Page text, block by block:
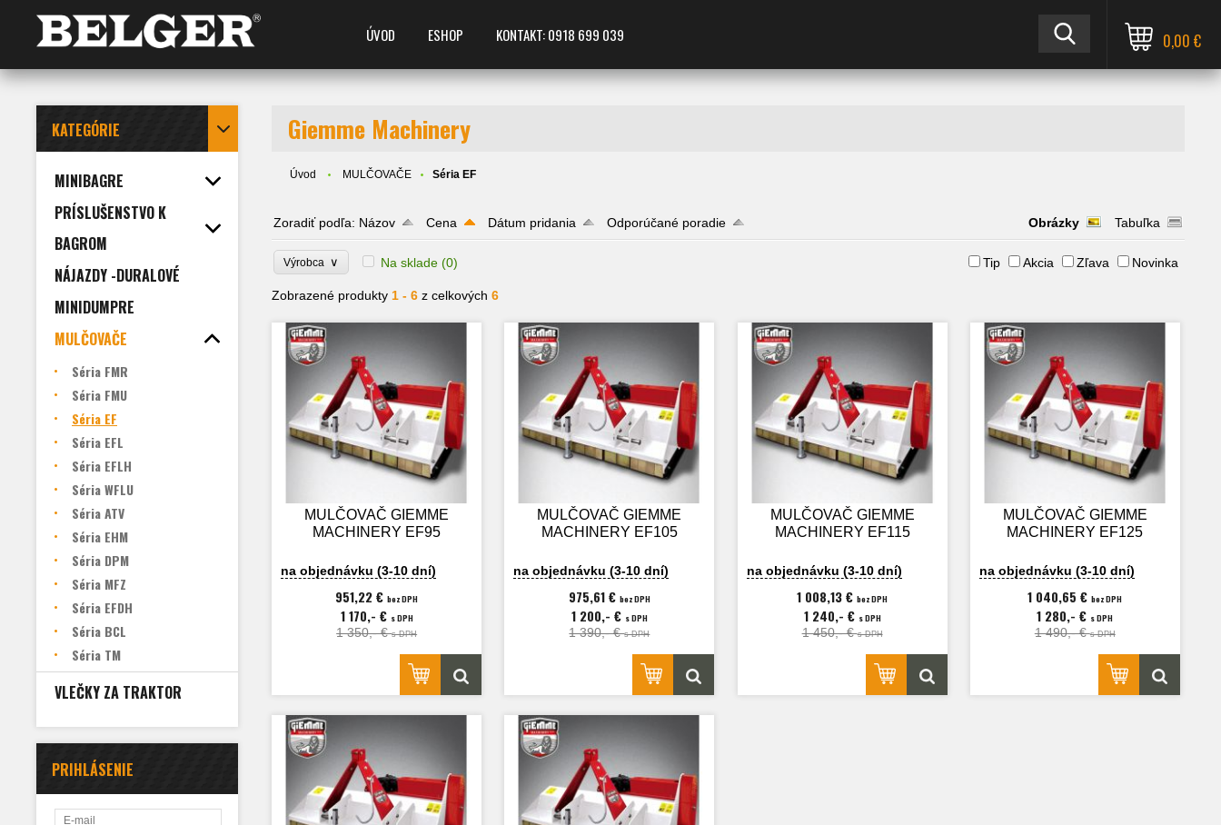
ÚVOD ESHOP KONTAKT: 0918 699 039 0,00 €
KATEGÓRIE
MINIBAGRE
PRÍSLUŠENSTVO K
BAGROM
NÁJAZDY -DURALOVÉ
MINIDUMPRE
MULČOVAČE
Séria FMR
Séria FMU
Séria EF
Séria EFL
Séria EFLH
Séria WFLU
Séria ATV
Séria EHM
Séria DPM
Séria MFZ
Séria EFDH
Séria BCL
Séria TM
VLEČKY ZA TRAKTOR
PRIHLÁSENIE
Giemme Machinery
Úvod MULČOVAČE Séria EF
Zoradiť podľa: Názov Cena Dátum pridania Odporúčané poradie Obrázky Tabuľka
Výrobca ∨ Na sklade (0) Tip Akcia Zľava Novinka
Zobrazené produkty 1 - 6 z celkových6
MULČOVAČ GIEMME
MACHINERY EF95
na objednávku (3-10 dní)
951,22 €bez DPH
1 170,- € s DPH
1 350,- €s DPH
MULČOVAČ GIEMME
MACHINERY EF105
na objednávku (3-10 dní)
975,61 € bez DPH
1 200,- € s DPH
1 390,- €s DPH
MULČOVAČ GIEMME
MACHINERY EF115
na objednávku (3-10 dní)
1 008,13 €bez DPH
1 240,- € s DPH
1 450,- €s DPH
MULČOVAČ GIEMME
MACHINERY EF125
na objednávku (3-10 dní)
1 040,65 €bez DPH
1 280,- € s DPH
1 490,- €s DPH